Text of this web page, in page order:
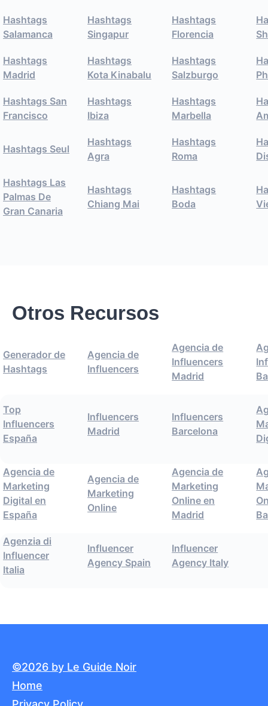
Hashtags
Salamanca
Hashtags
Singapur
Hashtags
Florencia
Hashtags
Madrid
Hashtags
Kota Kinabalu
Hashtags
Salzburgo
Hashtags San
Francisco
Hashtags
Ibiza
Hashtags
Marbella
Hashtags Seul
Hashtags
Agra
Hashtags
Roma
Hashtags Las
Palmas De
Gran Canaria
Hashtags
Chiang Mai
Hashtags
Boda
Otros Recursos
Generador de
Hashtags
Agencia de
Influencers
Agencia de
Influencers
Madrid
Top
Influencers
España
Influencers
Madrid
Influencers
Barcelona
Agencia de
Marketing
Digital en
España
Agencia de
Marketing
Online
Agencia de
Marketing
Online en
Madrid
Agenzia di
Influencer
Italia
Influencer
Agency Spain
Influencer
Agency Italy
©2026 by Le Guide Noir
Home